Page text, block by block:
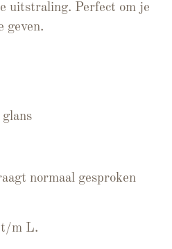
uitstraling. Perfect om je
geven.
glans
normaal gesproken
t/m L.